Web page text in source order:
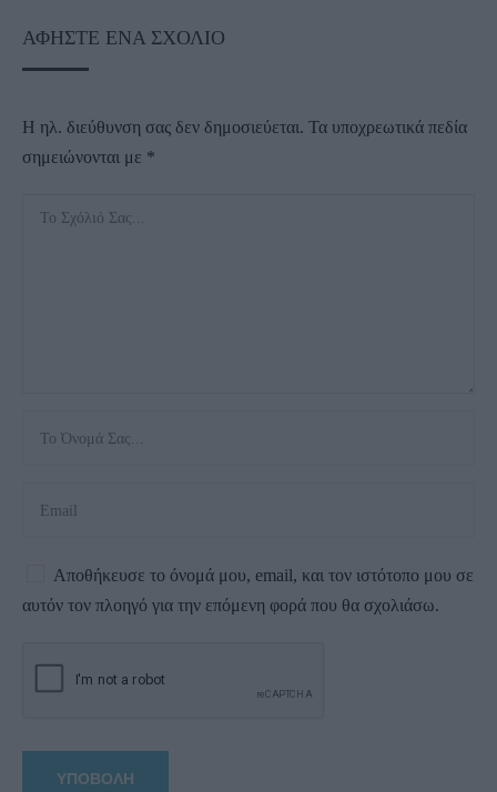
ΑΦΉΣΤΕ ΈΝΑ ΣΧΌΛΙΟ
Η ηλ. διεύθυνση σας δεν δημοσιεύεται. Τα υποχρεωτικά πεδία
σημειώνονται με *
Αποθήκευσε το όνομά μου, email, και τον ιστότοπο μου σε
αυτόν τον πλοηγό για την επόμενη φορά που θα σχολιάσω.